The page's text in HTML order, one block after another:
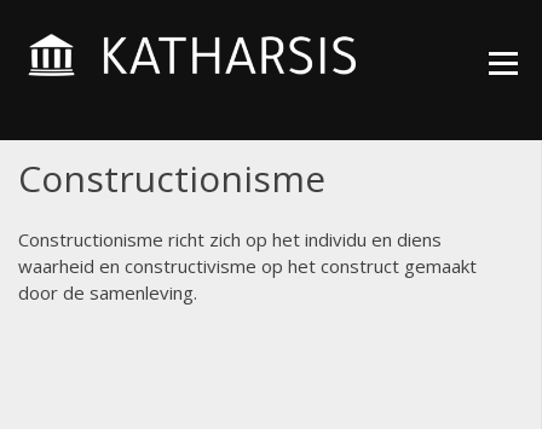
content
ACADEMY
Constructionisme
Constructionisme richt zich op het individu en diens
waarheid en constructivisme op het construct gemaakt
door de samenleving.